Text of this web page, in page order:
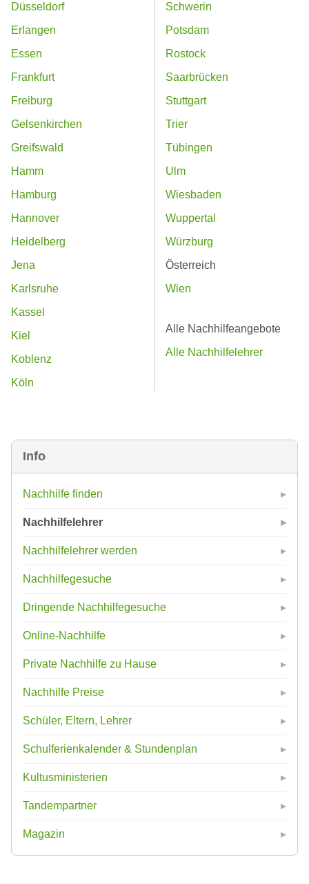
Info
Nachhilfe finden
Nachhilfelehrer
Nachhilfelehrer werden
Nachhilfegesuche
Dringende Nachhilfegesuche
Online-Nachhilfe
Private Nachhilfe zu Hause
Nachhilfe Preise
Schüler, Eltern, Lehrer
Schulferienkalender & Stundenplan
Kultusministerien
Tandempartner
Magazin
Düsseldorf
Erlangen
Essen
Frankfurt
Freiburg
Gelsenkirchen
Greifswald
Hamm
Hamburg
Hannover
Heidelberg
Jena
Karlsruhe
Kassel
Kiel
Koblenz
Köln
Schwerin
Potsdam
Rostock
Saarbrücken
Stuttgart
Trier
Tübingen
Ulm
Wiesbaden
Wuppertal
Würzburg
Österreich
Wien
Alle Nachhilfeangebote
Alle Nachhilfelehrer